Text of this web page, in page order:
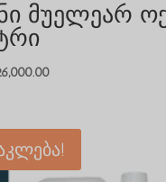
მუელეარ
მიმდინარე